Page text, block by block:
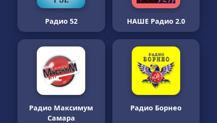
Радио 52 НАШЕ Радио 2.0
Радио Максимум
Самара
Радио Борнео